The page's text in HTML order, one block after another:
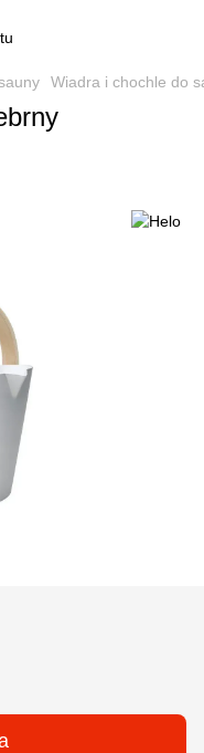
Wiadra i chochle do